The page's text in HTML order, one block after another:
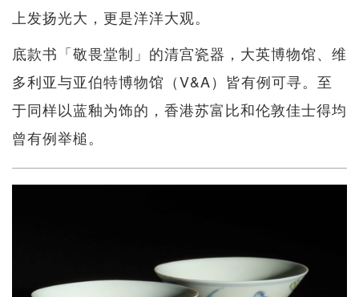
上发扬光大，更是洋洋大观。
底款书「敬畏堂制」的清宫瓷器，大英博物馆、维
多利亚与亚伯特博物馆（V&A）皆有例可寻。至
于同样以蓝釉为饰的，香港苏富比和伦敦佳士得均
曾有例举槌。